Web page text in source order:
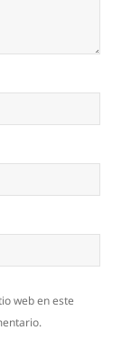
web en este